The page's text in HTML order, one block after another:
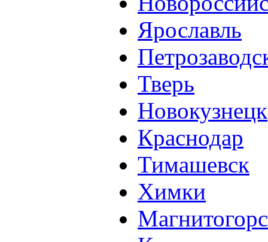
Ярославль
Тверь
Новокузнецк
Краснодар
Тимашевск
Химки